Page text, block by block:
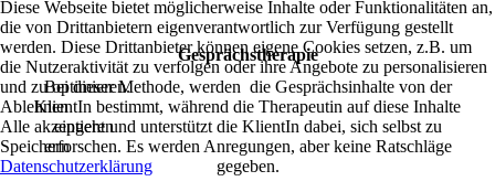
Gesprächstherapie
Bei dieser Methode, werden die Gesprächsinhalte von der
KlientIn bestimmt, während die Therapeutin auf diese Inhalte
eingeht und unterstützt die KlientIn dabei, sich selbst zu
erforschen. Es werden Anregungen, aber keine Ratschläge
gegeben.
Diese Webseite bietet möglicherweise Inhalte oder Funktionalitäten an,
die von Drittanbietern eigenverantwortlich zur Verfügung gestellt
werden. Diese Drittanbieter können eigene Cookies setzen, z.B. um
die Nutzeraktivität zu verfolgen oder ihre Angebote zu personalisieren
und zu optimieren.
Ablehnen
Alle akzeptieren
Speichern
Datenschutzerklärung